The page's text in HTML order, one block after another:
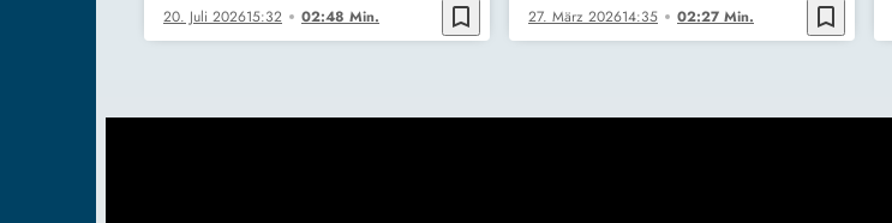
20. Juli 202615:32 02:48 Min. bookmark_border 27. März 202614:35 02:27 Min. bookmark_border